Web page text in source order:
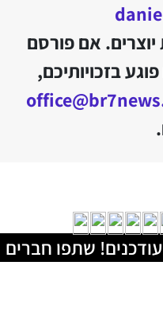
אם פורסם
בזכויותיכם,
שתפו חברים